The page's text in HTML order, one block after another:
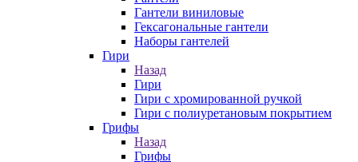
Гантели виниловые
Гексагональные гантели
Наборы гантелей
Гири
Назад
Гири
Гири с хромированной ручкой
Гири с полиуретановым покрытием
Грифы
Назад
Грифы